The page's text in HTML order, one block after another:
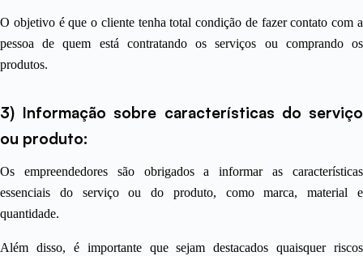
O objetivo é que o cliente tenha total condição de fazer contato com a
pessoa de quem está contratando os serviços ou comprando os
produtos.
3) Informação sobre características do serviço
ou produto:
Os empreendedores são obrigados a informar as características
essenciais do serviço ou do produto, como marca, material e
quantidade.
Além disso, é importante que sejam destacados quaisquer riscos